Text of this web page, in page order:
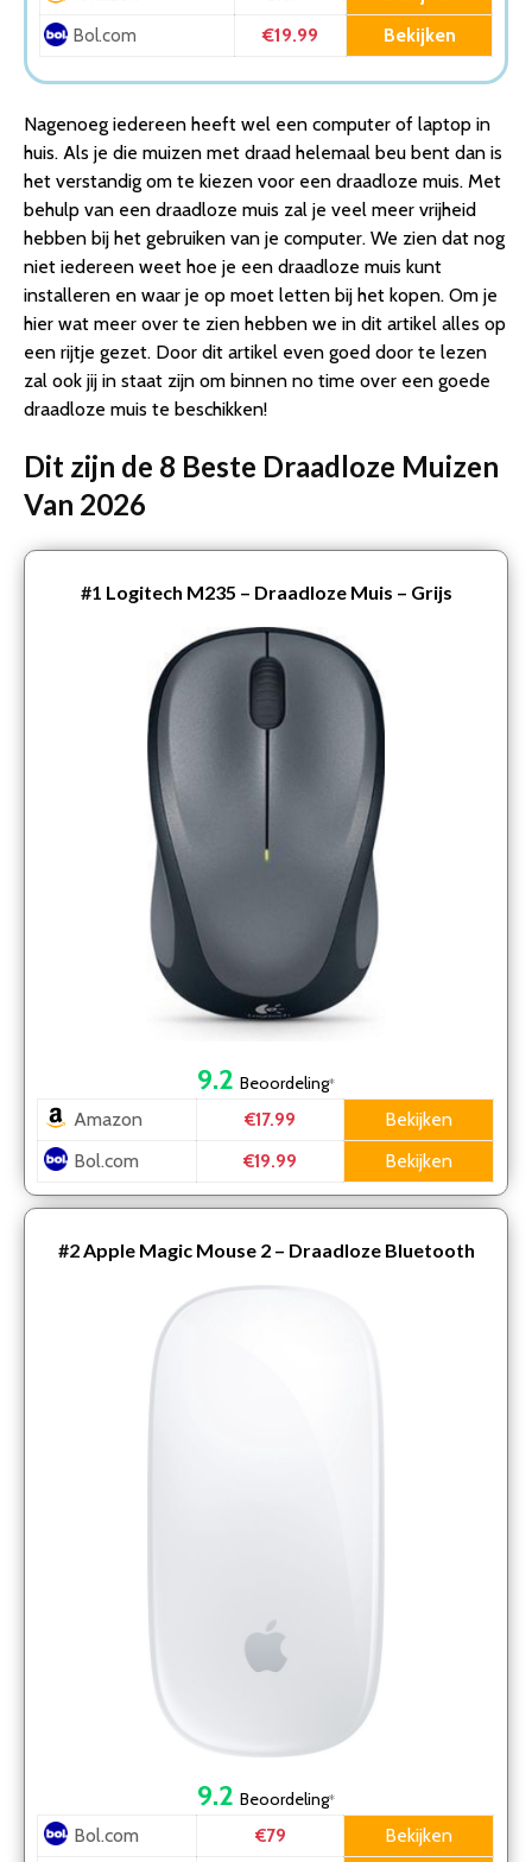
4. TeckNet Pro 2.4G Draadloze Muis, M3 | 2600DPI |
Grijs
Oplaadbaar – Zwart
7. Bluetooth Muis Draadloos voor Laptop, PC en Mac –
Silent Klik
8. Trust Mydo – Draadloze Muis – Stil – Zwart
Conclusie
Bol.com €19.99 Bekijken
Nagenoeg iedereen heeft wel een computer of laptop in
huis. Als je die muizen met draad helemaal beu bent dan is
het verstandig om te kiezen voor een draadloze muis. Met
behulp van een draadloze muis zal je veel meer vrijheid
hebben bij het gebruiken van je computer. We zien dat nog
niet iedereen weet hoe je een draadloze muis kunt
installeren en waar je op moet letten bij het kopen. Om je
hier wat meer over te zien hebben we in dit artikel alles op
een rijtje gezet. Door dit artikel even goed door te lezen
zal ook jij in staat zijn om binnen no time over een goede
draadloze muis te beschikken!
Dit zijn de 8 Beste Draadloze Muizen
Van 2026
#1 Logitech M235 – Draadloze Muis – Grijs
9.2 Beoordeling*
Amazon €17.99
Bekijken
Bol.com
€19.99 Bekijken
#2 Apple Magic Mouse 2 – Draadloze Bluetooth
muis – 2021 USB-C model
9.2 Beoordeling*
Bol.com €79
Bekijken